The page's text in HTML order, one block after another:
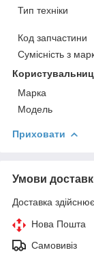
Тип техніки
Код запчастини
Сумісність з
Марка
Модель
Приховати
Умови
Доставка
Нова Пошта
Самовивіз